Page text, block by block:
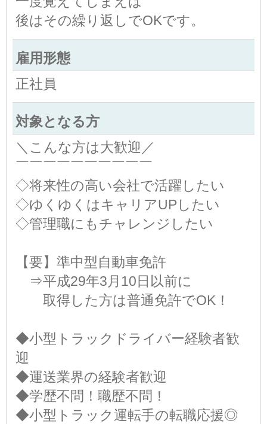
後はその繰り返しでOKです。
雇用形態
正社員
対象となる方
＼こんな方は大歓迎／
￣￣￣￣￣￣￣￣￣￣
◇将来性の高い会社で活躍したい
◇ゆくゆくはキャリアUPしたい
◇管理職にもチャレンジしたい
【要】準中型自動車免許
⇒平成29年3月10日以前に
取得した方は普通免許でOK！
◆小型トラックドライバー経験者歓
迎
◆運送業界の経験者歓迎
◆学歴不問！職歴不問！
◆小型トラック運転手の転職応援◎